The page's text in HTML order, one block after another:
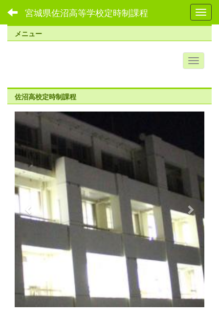
宮城県佐沼高等学校定時制課程
メニュー
佐沼高校定時制課程
r
e
v
i
o
s